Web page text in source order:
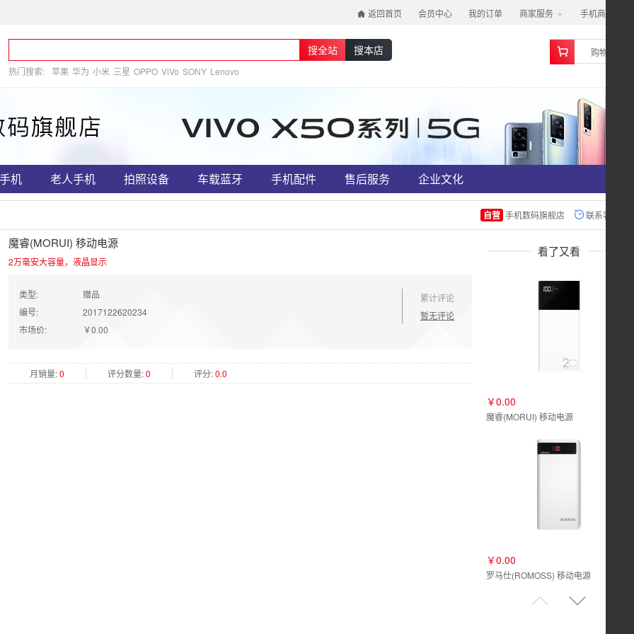
返回首页 会员中心 我的订单 商家服务 手机商城
搜全站 搜本店
热门搜索: 苹果 华为 小米 三星 OPPO ViVo SONY Lenovo
购物车
机 老人手机 拍照设备 车载蓝牙 手机配件 售后服务 企业文化
自营 手机数码旗舰店 联系客服
魔睿(MORUI) 移动电源
2万毫安大容量，液晶显示
类型:
赠品
编号:
2017122620234
市场价:
￥0.00
累计评论
暂无评论
月销量:0 评分数量:0 评分:0.0
看了又看
￥0.00
魔睿(MORUI) 移动电源
￥0.00
罗马仕(ROMOSS) 移动电源